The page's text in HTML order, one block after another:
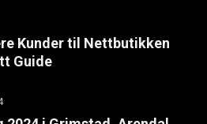
Kunder til Nettbutikken
Guide